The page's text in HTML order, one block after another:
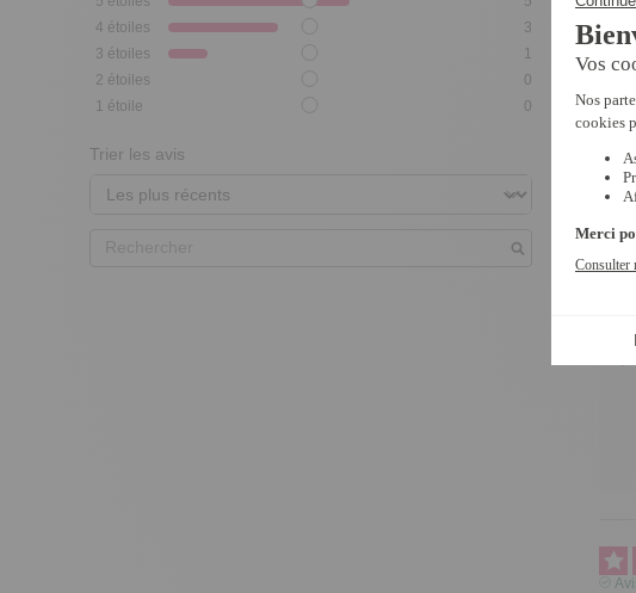
4 étoiles
3
3 étoiles
1
2 étoiles
0
1 étoile 0
Trier les avis
bon
Avis